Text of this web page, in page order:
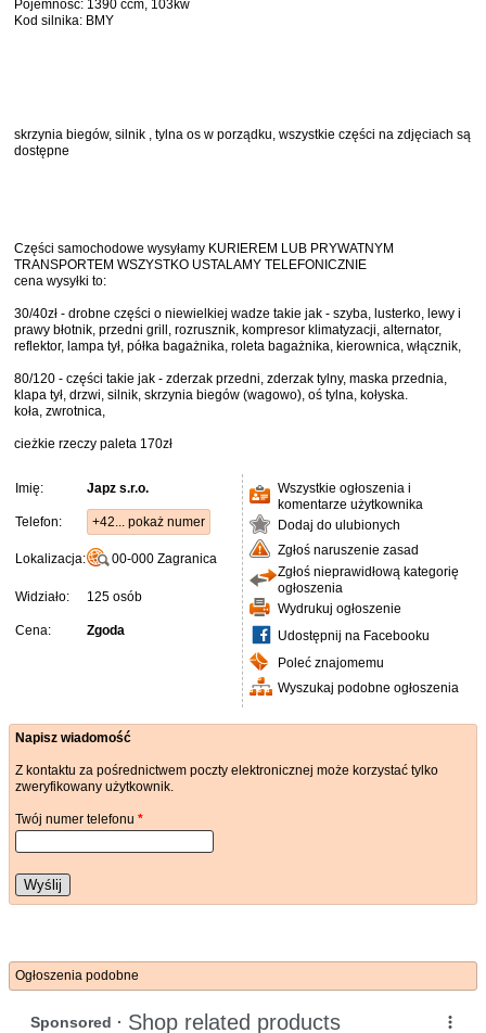
Pojemność: 1390 ccm, 103kw
Kod silnika: BMY
skrzynia biegów, silnik , tylna os w porządku, wszystkie części na zdjęciach są
dostępne
Części samochodowe wysyłamy KURIEREM LUB PRYWATNYM
TRANSPORTEM WSZYSTKO USTALAMY TELEFONICZNIE
cena wysyłki to:
30/40zł - drobne części o niewielkiej wadze takie jak - szyba, lusterko, lewy i
prawy błotnik, przedni grill, rozrusznik, kompresor klimatyzacji, alternator,
reflektor, lampa tył, półka bagażnika, roleta bagażnika, kierownica, włącznik,
80/120 - części takie jak - zderzak przedni, zderzak tylny, maska ​​przednia,
klapa ​​tył, drzwi, silnik, skrzynia biegów (wagowo), oś tylna, kołyska.
koła, zwrotnica,
cieżkie rzeczy paleta 170zł
Imię: Japz s.r.o.
Telefon: +42... pokaż numer
Lokalizacja: 00-000 Zagranica
Widziało: 125 osób
Cena: Zgoda
Wszystkie ogłoszenia i
komentarze użytkownika
Dodaj do ulubionych
Zgłoś naruszenie zasad
Zgłoś nieprawidłową kategorię
ogłoszenia
Wydrukuj ogłoszenie
Udostępnij na Facebooku
Poleć znajomemu
Wyszukaj podobne ogłoszenia
Napisz wiadomość
Z kontaktu za pośrednictwem poczty elektronicznej może korzystać tylko
zweryfikowany użytkownik.
Twój numer telefonu *
Wyślij
Ogłoszenia podobne